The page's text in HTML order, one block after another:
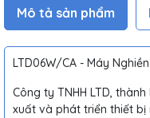
Mô tả sản phẩm
LTD06W/CA - Máy
Công ty TNHH LTD,
xuất và phát triển thiết bị